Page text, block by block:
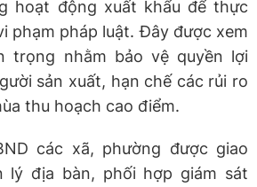
hoạt động xuất khẩu để thực
phạm pháp luật. Đây được xem
trọng nhằm bảo vệ quyền lợi
sản xuất, hạn chế các rủi ro
thu hoạch cao điểm.
các xã, phường được giao
lý địa bàn, phối hợp giám sát